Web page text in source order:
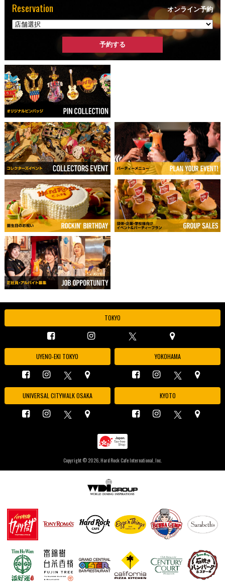
Reservation オンライン予約
TOKYO
UYENO-EKI TOKYO YOKOHAMA
UNIVERSAL CITYWALK OSAKA KYOTO
Copyright © 2026, Hard Rock Cafe International, Inc.